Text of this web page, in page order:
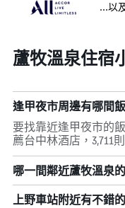
...以
蘆牧溫泉住宿
逢甲夜市周邊有哪間
要找靠近逢甲夜市的
薦台中林酒店，3,711
哪一間鄰近蘆牧溫泉
上野車站附近有不錯